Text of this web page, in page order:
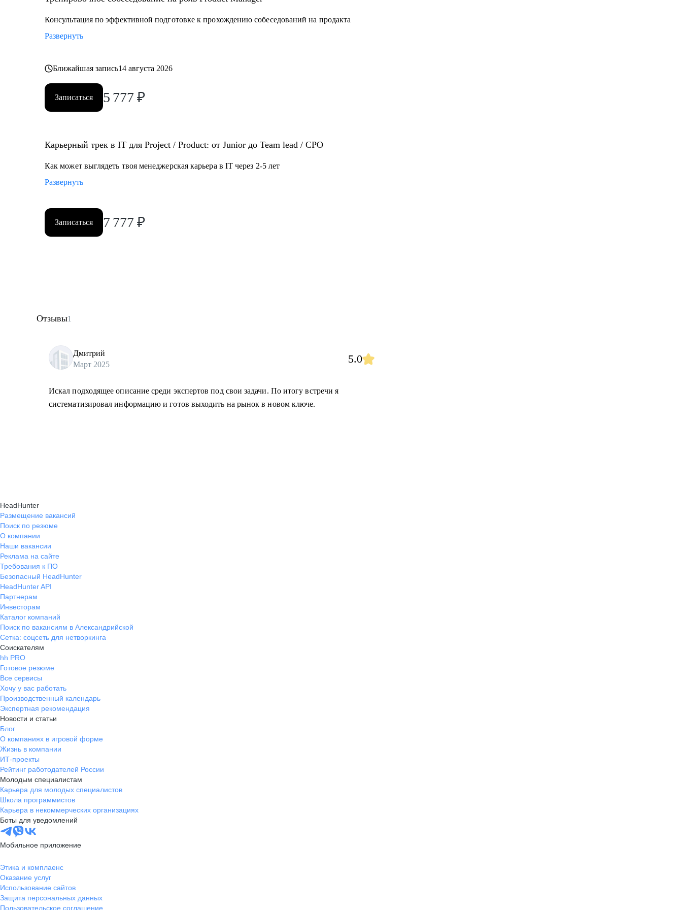
• Разобраться что делать в непонятной проектной / конфликтной ситуации
• Junior и Middle проджектам, продактам и продакт оунерам - советами по карьере, процессам и
• Руководителям разных уровней, тимлидам, C-suit - как собирать, мотивировать, управлять
распределенной командой
Консультация по эффективной подготовке к прохождению собеседований на продакта
Развернуть
Ближайшая запись14 августа 2026
Записаться 5 777 ₽
Карьерный трек в IT для Project / Product: от Junior до Team lead / CPO
Как может выглядеть твоя менеджерская карьера в IT через 2-5 лет
Развернуть
Записаться 7 777 ₽
Отзывы1
Дмитрий
Март 2025
5.0
Искал подходящее описание среди экспертов под свои задачи. По итогу встречи я
систематизировал информацию и готов выходить на рынок в новом ключе.
HeadHunter
Размещение вакансий
Поиск по резюме
О компании
Наши вакансии
Реклама на сайте
Требования к ПО
Безопасный HeadHunter
HeadHunter API
Партнерам
Инвесторам
Каталог компаний
Поиск по вакансиям в Александрийской
Сетка: соцсеть для нетворкинга
Соискателям
hh PRO
Готовое резюме
Все сервисы
Хочу у вас работать
Производственный календарь
Экспертная рекомендация
Новости и статьи
Блог
О компаниях в игровой форме
Жизнь в компании
ИТ-проекты
Рейтинг работодателей России
Молодым специалистам
Карьера для молодых специалистов
Школа программистов
Карьера в некоммерческих организациях
Боты для уведомлений
Мобильное приложение
Этика и комплаенс
Оказание услуг
Использование сайтов
Защита персональных данных
Пользовательское соглашение